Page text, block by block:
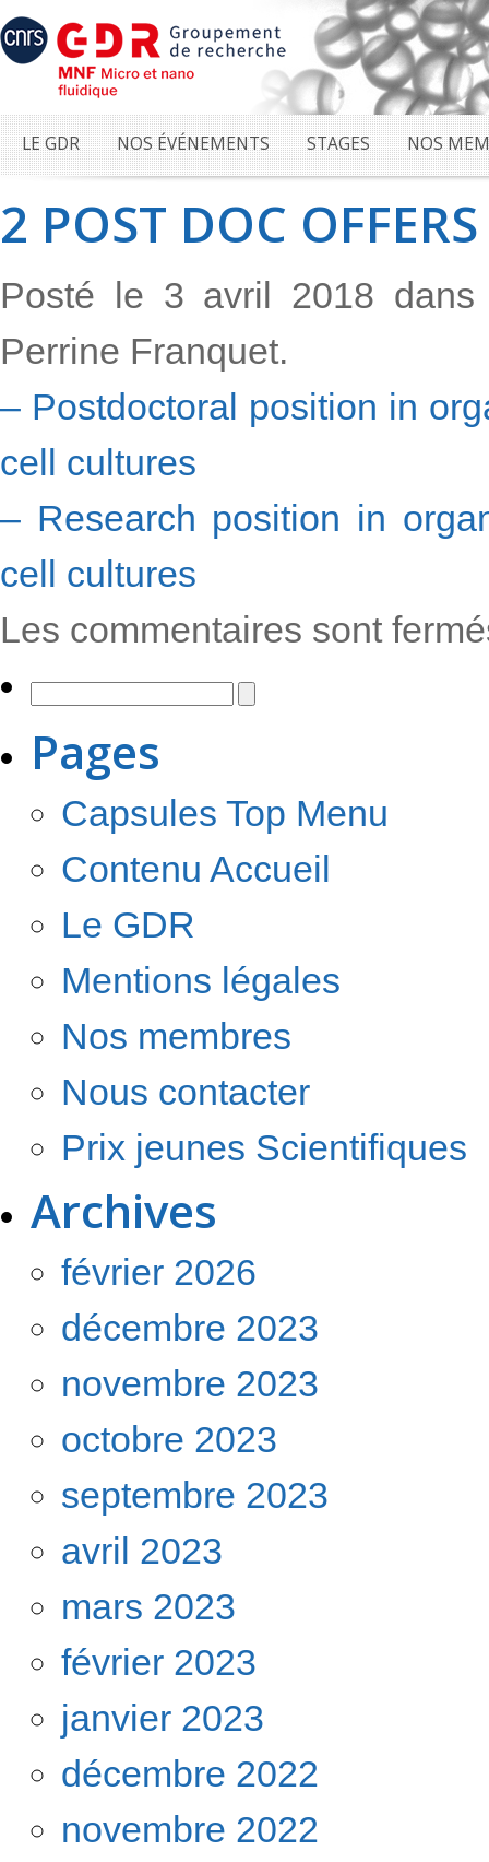
LE GDR NOS ÉVÉNEMENTS STAGES NOS
2 POST DOC
Posté le 3 avril 2018
Perrine Franquet.
– Postdoctoral position in
cell cultures
– Research position in
cell cultures
Les commentaires sont
Pages
Capsules Top Menu
Contenu Accueil
Le GDR
Mentions légales
Nos membres
Nous contacter
Prix jeunes Scientifiques
Archives
février 2026
décembre 2023
novembre 2023
octobre 2023
septembre 2023
avril 2023
mars 2023
février 2023
janvier 2023
décembre 2022
novembre 2022